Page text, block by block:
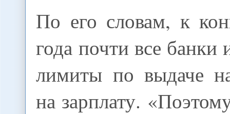
По его словам, к
года почти все банки
лимиты по выдаче
на зарплату.